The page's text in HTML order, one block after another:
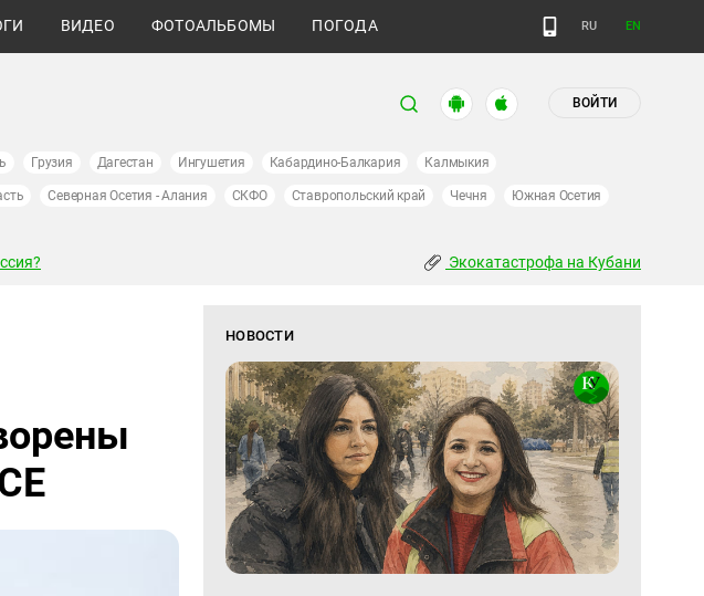
ВИДЕО ФОТОАЛЬБОМЫ ПОГОДА RU EN
ВОЙТИ
Грузия Дагестан Ингушетия Кабардино-Балкария Калмыкия
Северная Осетия - Алания СКФО Ставропольский край Чечня Южная Осетия
Экокатастрофа на Кубани
НОВОСТИ